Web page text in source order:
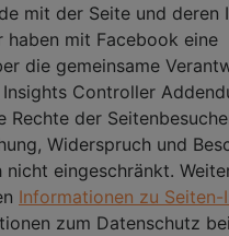
mit der Seite und deren
haben mit Facebook eine
die gemeinsame
Controller
Rechte der
Widerspruch und
eingeschränkt.
Informationen zu Seiten-
zum Datenschutz bei